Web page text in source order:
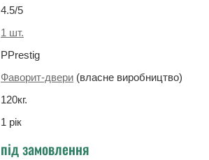
4.5/5
1 шт.
PPrestig
Фаворит-двери (власне виробництво)
120кг.
1 рік
під замовлення